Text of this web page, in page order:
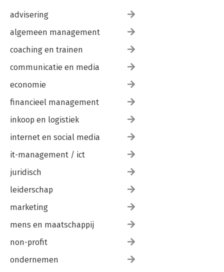
advisering
algemeen management
coaching en trainen
communicatie en media
economie
financieel management
inkoop en logistiek
internet en social media
it-management / ict
juridisch
leiderschap
marketing
mens en maatschappij
non-profit
ondernemen